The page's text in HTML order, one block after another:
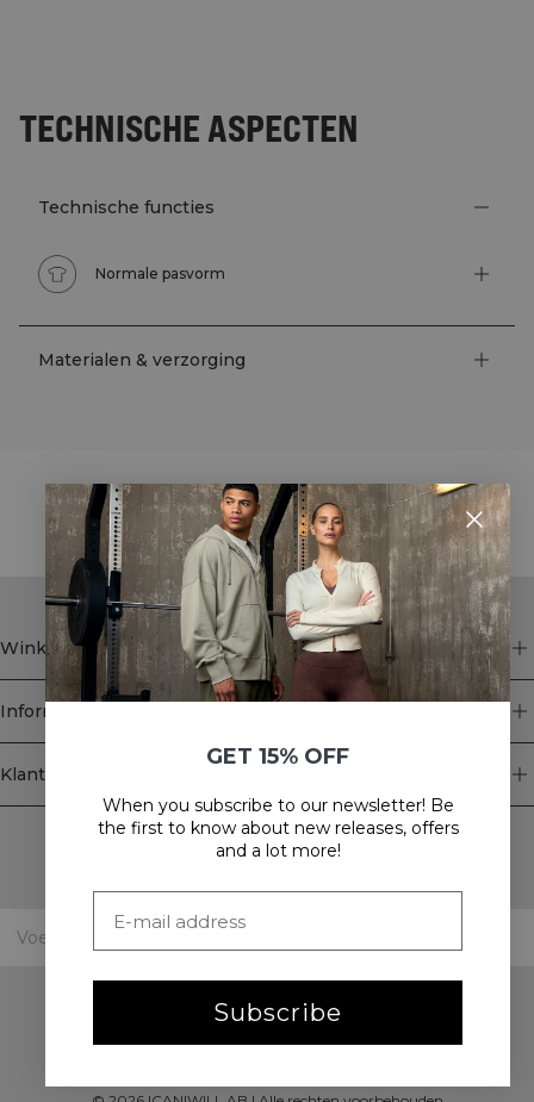
TECHNISCHE ASPECTEN
Technische functies
Normale pasvorm
Materialen & verzorging
STYLE WITH
Winkel
Informatie
Klantenservice
Newsletter
Schrijf je voor onze nieuwsbrief! Ontvang exclusieve
GET 15% OFF
When you subscribe to our newsletter! Be
the first to know about new releases, offers
and a lot more!
Subscribe